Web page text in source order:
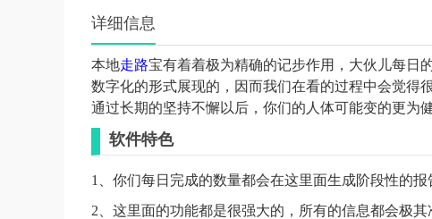
详细信息
本地走路宝有着着极为精确的记步作用，大伙儿每日
数字化的形式展现的，因而我们在看的过程中会觉得
通过长期的坚持不懈以后，你们的人体可能变的更为
软件特色
1、你们每日完成的数量都会在这里面生成阶段性的报
2、这里面的功能都是很强大的，所有的信息都会极其